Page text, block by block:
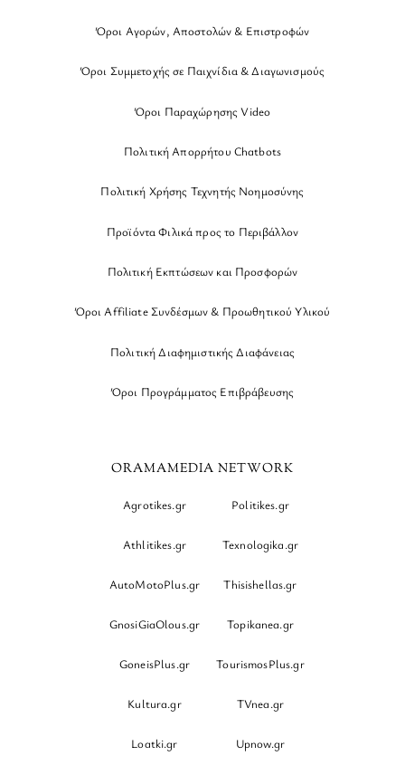
Όροι Αγορών, Αποστολών & Επιστροφών
Όροι Συμμετοχής σε Παιχνίδια & Διαγωνισμούς
Όροι Παραχώρησης Video
Πολιτική Απορρήτου Chatbots
Πολιτική Χρήσης Τεχνητής Νοημοσύνης
Προϊόντα Φιλικά προς το Περιβάλλον
Πολιτική Εκπτώσεων και Προσφορών
Όροι Affiliate Συνδέσμων & Προωθητικού Υλικού
Πολιτική Διαφημιστικής Διαφάνειας
Όροι Προγράμματος Επιβράβευσης
ORAMAMEDIA NETWORK
Agrotikes.gr Politikes.gr
Athlitikes.gr Texnologika.gr
AutoMotoPlus.gr Thisishellas.gr
GnosiGiaOlous.gr Topikanea.gr
GoneisPlus.gr TourismosPlus.gr
Kultura.gr TVnea.gr
Loatki.gr Upnow.gr